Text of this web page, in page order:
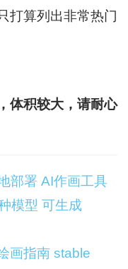
打算列出非常热门
体积较大，请耐心
部署 AI作画工具
模型 可生成
画指南 stable